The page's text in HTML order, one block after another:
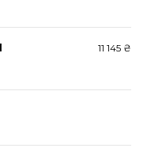
11 145 ₴